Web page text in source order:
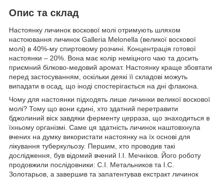
Опис та склад
Настоянку личинок воскової молі отримують шляхом
настоювання личинок Galleria Melonella (великої воскової
молі) в 40%-му спиртовому розчині. Концентрація готової
настоянки – 20%. Вона має колір неміцного чаю та досить
приємний білково-медовий аромат. Настоянку краще збовтати
перед застосуванням, оскільки деякі її складові можуть
випадати в осад, що іноді спостерігається на дні флакона.
Чому для настоянки підходять лише личинки великої воскової
молі? Тому що вони єдині, хто здатний перетравити
бджолиний віск завдяки ферменту церраза, що знаходиться в
їхньому організмі. Саме ця здатність личинок наштовхнула
вчених на думку використати настоянку на їх основі для
лікування туберкульозу. Першим, хто проводив такі
дослідження, був відомий вчений І.І. Мечніков. Його роботу
продовжили послідовники: С.І. Метальников та І.С.
Золотарьов, а завершив та запатентував екстракт личинок